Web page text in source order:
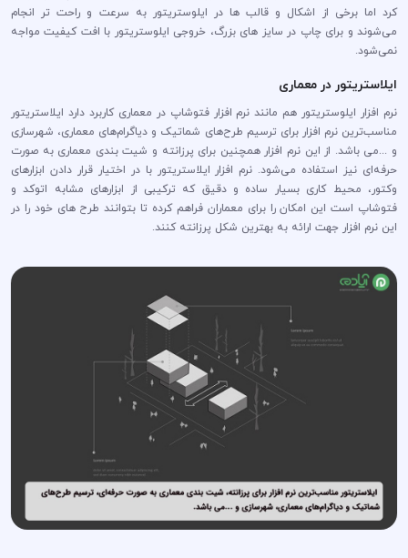
کرد اما برخی از اشکال و قالب ها در ایلوستریتور به سرعت و راحت تر انجام
می‌شوند و برای چاپ در سایز های بزرگ، خروجی ایلوستریتور با افت کیفیت مواجه
نمی‌شود.
ایلاستریتور در معماری
نرم افزار ایلوستریتور هم مانند نرم افزار فتوشاپ در معماری کاربرد دارد ایلاستریتور
مناسب‌ترین نرم افزار برای ترسیم طرح‌های شماتیک و دیاگرام‌های معماری، شهرسازی
و ...می باشد. از این نرم افزار همچنین برای پرزانته و شیت بندی معماری به صورت
حرفه‌ای نیز استفاده می‌شود. نرم افزار ایلاستریتور با در اختیار قرار دادن ابزارهای
وکتور، محیط کاری بسیار ساده و دقیق که ترکیبی از ابزارهای مشابه اتوکد و
فتوشاپ است این امکان را برای معماران فراهم کرده تا بتوانند طرح های خود را در
این نرم افزار جهت ارائه به بهترین شکل پرزانته کنند.